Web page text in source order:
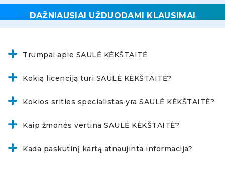
DAŽNIAUSIAI UŽDUODAMI KLAUSIMAI
Trumpai apie SAULĖ KĖKŠTAITĖ
Kokią licenciją turi SAULĖ KĖKŠTAITĖ?
Kokios srities specialistas yra SAULĖ KĖKŠTAITĖ?
Kaip žmonės vertina SAULĖ KĖKŠTAITĖ?
Kada paskutinį kartą atnaujinta informacija?